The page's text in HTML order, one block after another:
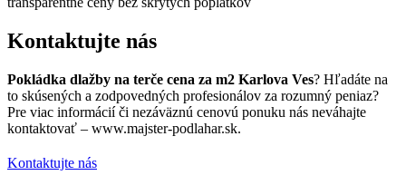
Kontaktujte nás
Pokládka dlažby na terče cena za m2 Karlova Ves? Hľadáte na
to skúsených a zodpovedných profesionálov za rozumný peniaz?
Pre viac informácií či nezáväznú cenovú ponuku nás neváhajte
kontaktovať – www.majster-podlahar.sk.
Kontaktujte nás